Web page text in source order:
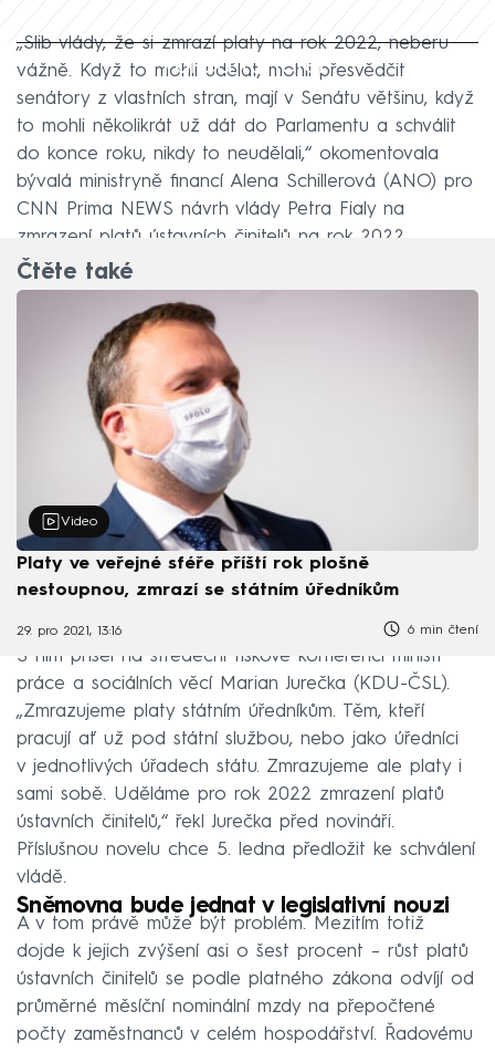
Failed to fetch
„Slib vlády, že si zmrazí platy na rok 2022, neberu
vážně. Když to mohli udělat, mohli přesvědčit
senátory z vlastních stran, mají v Senátu většinu, když
to mohli několikrát už dát do Parlamentu a schválit
do konce roku, nikdy to neudělali,“ okomentovala
bývalá ministryně financí Alena Schillerová (ANO) pro
CNN Prima NEWS návrh vlády Petra Fialy na
zmrazení platů ústavních činitelů na rok 2022.
Čtěte také
Video
Platy ve veřejné sféře příští rok plošně
nestoupnou, zmrazí se státním úředníkům
29. pro 2021, 13:16 6 min čtení
S ním přišel na středeční tiskové konferenci ministr
práce a sociálních věcí Marian Jurečka (KDU-ČSL).
„Zmrazujeme platy státním úředníkům. Těm, kteří
pracují ať už pod státní službou, nebo jako úředníci
v jednotlivých úřadech státu. Zmrazujeme ale platy i
sami sobě. Uděláme pro rok 2022 zmrazení platů
ústavních činitelů,“ řekl Jurečka před novináři.
Příslušnou novelu chce 5. ledna předložit ke schválení
vládě.
Sněmovna bude jednat v legislativní nouzi
A v tom právě může být problém. Mezitím totiž
dojde k jejich zvýšení asi o šest procent – růst platů
ústavních činitelů se podle platného zákona odvíjí od
průměrné měsíční nominální mzdy na přepočtené
počty zaměstnanců v celém hospodářství. Řadovému